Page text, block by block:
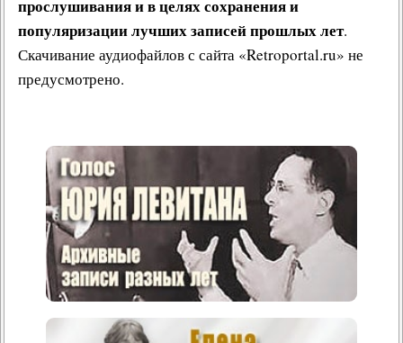
прослушивания и в целях сохранения и
популяризации лучших записей прошлых лет.
Скачивание аудиофайлов с сайта «Retroportal.ru» не
предусмотрено.